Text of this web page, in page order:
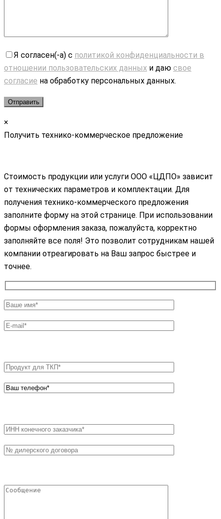
Я согласен(-а) с политикой конфиденциальности в
отношении пользовательских данных и даю свое
согласие на обработку персональных данных.
×
Получить технико-коммерческое предложение
Стоимость продукции или услуги ООО «ЦДПО» зависит
от технических параметров и комплектации. Для
получения технико-коммерческого предложения
заполните форму на этой странице. При использовании
формы оформления заказа, пожалуйста, корректно
заполняйте все поля! Это позволит сотрудникам нашей
компании отреагировать на Ваш запрос быстрее и
точнее.